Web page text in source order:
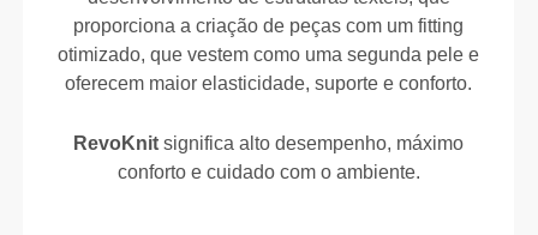
proporciona a criação de peças com um fitting
otimizado, que vestem como uma segunda pele e
oferecem maior elasticidade, suporte e conforto.
RevoKnit significa alto desempenho, máximo
conforto e cuidado com o ambiente.